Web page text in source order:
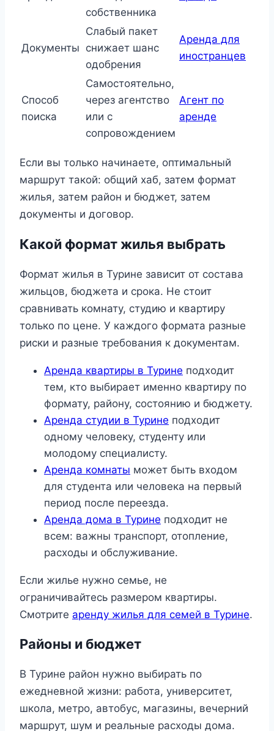
собственника
Документы
Слабый пакет
снижает шанс
одобрения
Аренда для
иностранцев
Способ
поиска
Самостоятельно,
через агентство
или с
сопровождением
Агент по
аренде
Если вы только начинаете, оптимальный
маршрут такой: общий хаб, затем формат
жилья, затем район и бюджет, затем
документы и договор.
Какой формат жилья выбрать
Формат жилья в Турине зависит от состава
жильцов, бюджета и срока. Не стоит
сравнивать комнату, студию и квартиру
только по цене. У каждого формата разные
риски и разные требования к документам.
Аренда квартиры в Турине подходит
тем, кто выбирает именно квартиру по
формату, району, состоянию и бюджету.
Аренда студии в Турине подходит
одному человеку, студенту или
молодому специалисту.
Аренда комнаты может быть входом
для студента или человека на первый
период после переезда.
Аренда дома в Турине подходит не
всем: важны транспорт, отопление,
расходы и обслуживание.
Если жилье нужно семье, не
ограничивайтесь размером квартиры.
Смотрите аренду жилья для семей в Турине.
Районы и бюджет
В Турине район нужно выбирать по
ежедневной жизни: работа, университет,
школа, метро, автобус, магазины, вечерний
маршрут, шум и реальные расходы дома.